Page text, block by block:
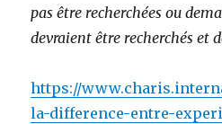
pas être recherchées ou
devraient être recherchés et
https://
la-difference-entre-